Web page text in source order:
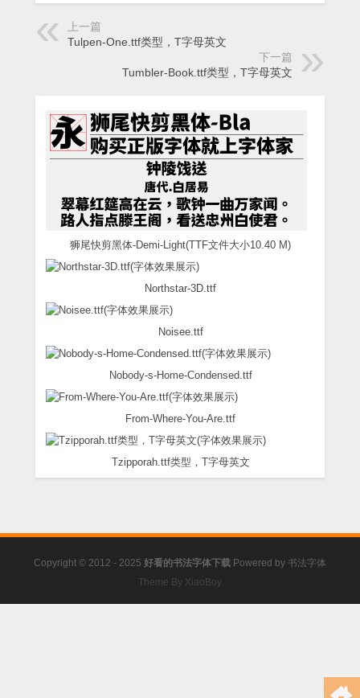
上一篇
Tulpen-One.ttf类型，T字母英文
下一篇
Tumbler-Book.ttf类型，T字母英文
狮尾快剪黑体-Demi-Light(TTF文件大小10.40 M)
Northstar-3D.ttf
Noisee.ttf
Nobody-s-Home-Condensed.ttf
From-Where-You-Are.ttf
Tzipporah.ttf类型，T字母英文
Copyright © 2012 - 2025 好看的书法字体下载 Powered by 书法字体
Theme By XiaoBoy